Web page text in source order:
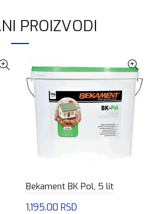
PROIZVODI
Bekament BK Pol, 5 lit
1,195.00 RSD